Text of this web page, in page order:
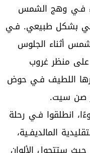
فـي وهج الشمس
بشكل طبيعي. فـي
أثناء الجلوس
على منظر غروب
اللطيف فـي حوض
صن سيت.
انطلقوا فـي رحلة
المالديفـية،